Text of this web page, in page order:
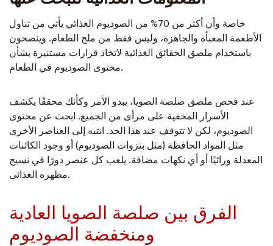
خاصة وأن أكثر من 70% من الصوديوم الغذائي يأتي من تناول
الأطعمة المعبأة والجاهزة، وليس فقط من ملح الطعام. وينصحون
باستخدام ملصق الحقائق الغذائية لاتخاذ قرارات مستنيرة بشأن
محتوى الصوديوم في الطعام.
عند فحص ملصق صلصة الصويا، يبدو الأمر وكأنك محققًا يكشف
الأسرار المخفية على مرأى من الجميع. ابحث عن محتوى
الصوديوم، لكن لا تتوقف عند هذا الحد. انتبه إلى العناصر الأخرى
مثل المواد الحافظة (مثل بنزوات الصوديوم) أو وجود الكائنات
المعدلة وراثيًا أو أي نكهات مضافة. يلعب كل عنصر دورًا في نسيج
مظهره الغذائي.
الفرق بين صلصة الصويا العادية
ومنخفضة الصوديوم